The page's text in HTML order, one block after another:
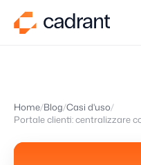
Home Blog Casi d'uso